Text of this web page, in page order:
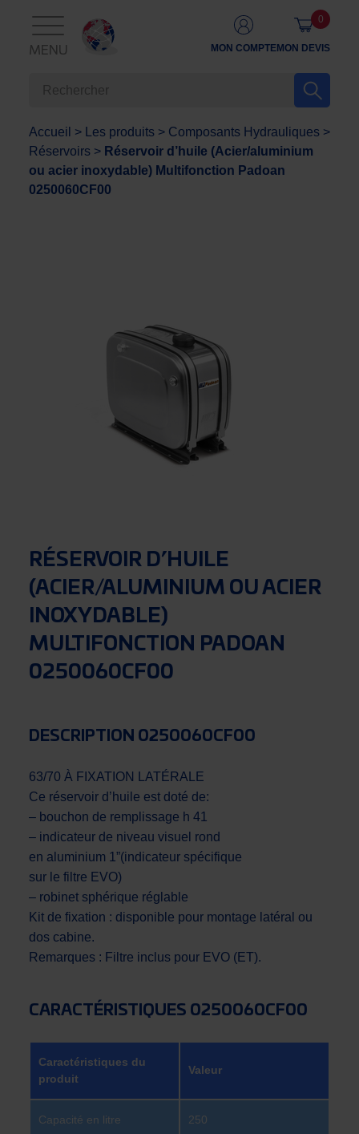
MENU MON COMPTEMON DEVIS
0
Accueil > Les produits > Composants Hydrauliques >
Réservoirs > Réservoir d’huile (Acier/aluminium
ou acier inoxydable) Multifonction Padoan
0250060CF00
RÉSERVOIR D’HUILE
(ACIER/ALUMINIUM OU ACIER
INOXYDABLE)
MULTIFONCTION PADOAN
0250060CF00
DESCRIPTION 0250060CF00
63/70 À FIXATION LATÉRALE
Ce réservoir d’huile est doté de:
– bouchon de remplissage h 41
– indicateur de niveau visuel rond
en aluminium 1”(indicateur spécifique
sur le filtre EVO)
– robinet sphérique réglable
Kit de fixation : disponible pour montage latéral ou
dos cabine.
Remarques : Filtre inclus pour EVO (ET).
CARACTÉRISTIQUES 0250060CF00
Caractéristiques du
produit
Valeur
Capacité en litre 250